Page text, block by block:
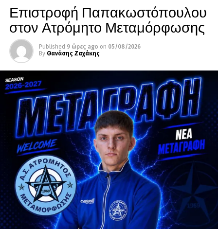
Επιστροφή Παπακωστόπουλου
στον Ατρόμητο Μεταμόρφωσης
Published 9 ώρες ago on 05/08/2026
By Θανάσης Ζαχάκης